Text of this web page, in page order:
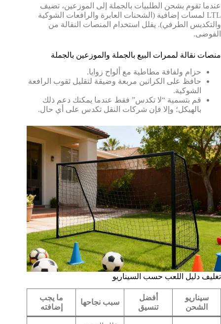
عندما تقوم بشحن الطلبيات بالجملة إلى الموزعين، تضيف
LTL لمسات إضافية (الشحنات العابرة والرافعات الشوكية
والتكديس الطرفي). يقلل استخدام المنصات النقالة من
الفوضى.
منصات نقالة لممرات البيع بالجملة والموزعين بالجملة
حزام ولفافة مطاطية مع ألواح زوايا.
حافظ على الكراتين مربعة وضيقة لتقليل ثقوب الرافعة
الشوكية.
قم بتسمية “لا تكدس” فقط عندما يمكنك دعم ذلك
بالهيكل؛ وإلا فإن شركات النقل تكدس على أي حال.
تغليف دليل اللعب حسب السيناريو
سيناريو
الشحن
أفضل
تنسيق
سبب نجاحها
ما يجب
إضافته